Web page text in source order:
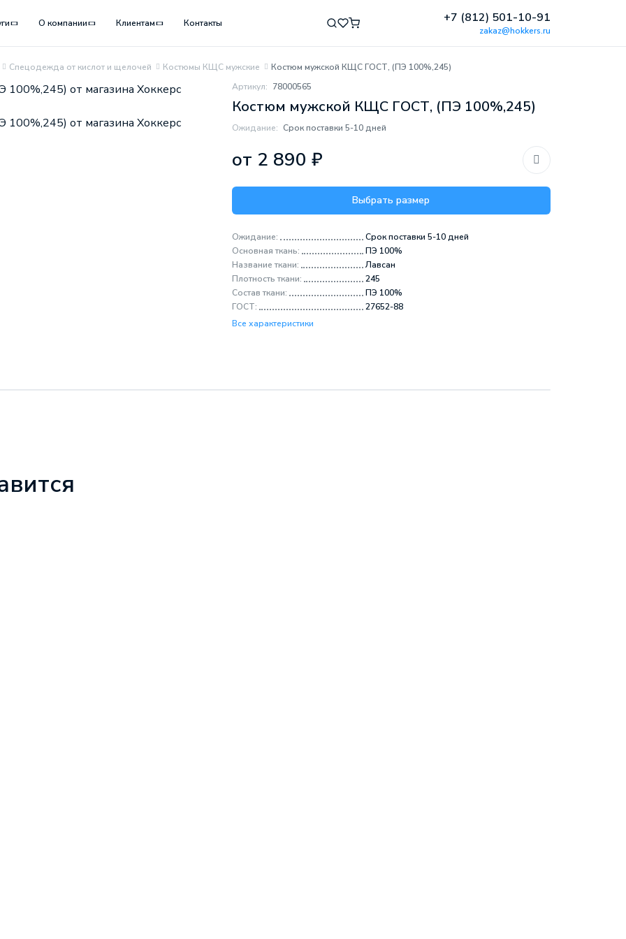
О компании Клиентам Контакты +7 (812) 501-10-91
zakaz@hokkers.ru
Спецодежда от кислот и щелочей Костюмы КЩС мужские
Костюм мужской КЩС ГОСТ, (ПЭ 100%,245)
Артикул: 78000565
Костюм мужской КЩС ГОСТ, (ПЭ 100%,245)
Ожидание: Срок поставки 5-10 дней
от 2 890 ₽
Выбрать размер
Ожидание:
Срок поставки 5-10 дней
Основная ткань:
ПЭ 100%
Название ткани:
Лавсан
Плотность ткани:
245
Состав ткани:
ПЭ 100%
ГОСТ:
27652-88
Все характеристики